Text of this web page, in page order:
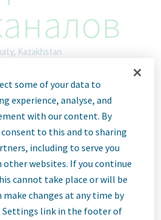
Kazakhstan
ID: 67946
Job
some of your data to
experience, analyse, and
with our content. By
to this and to sharing
including to serve you
other websites. If you continue
cannot take place or will be
make changes at any time by
Settings link in the footer of